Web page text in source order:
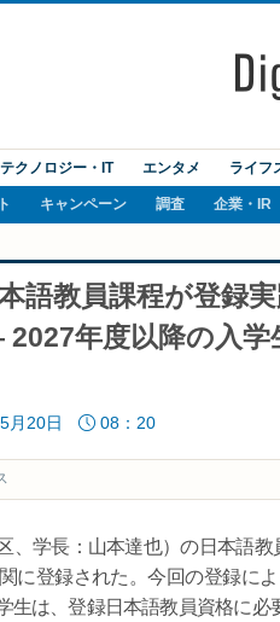
テクノロジー・IT エンタメ ライフ
キャンペーン 調査 企業・IR
語教員課程が登録
年度以降の入学
月20日 08：20
、学長：山本達也）の日本語
に登録された。今回の登録に
生は、登録日本語教員資格に必